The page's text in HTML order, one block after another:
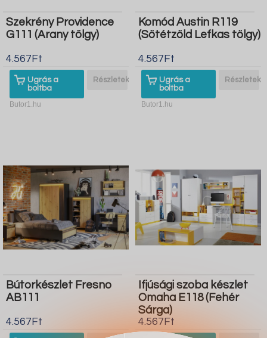
Szekrény Providence
G111 (Arany tölgy)
4.567Ft
Ugrás a
boltba
Részletek
Butor1.hu
Komód Austin R119
(Sötétzöld Lefkas tölgy)
4.567Ft
Ugrás a
boltba
Részletek
Butor1.hu
Bútorkészlet Fresno
AB111
4.567Ft
Ifjúsági szoba készlet
Omaha E118 (Fehér
Sárga)
4.567Ft